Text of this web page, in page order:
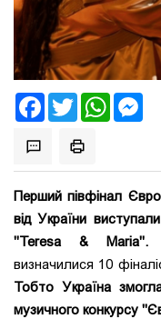
FacebookTwitter
Перший півфінал
від України
"Teresa &
визначилися 10
Тобто Україна
музичного конкурсу